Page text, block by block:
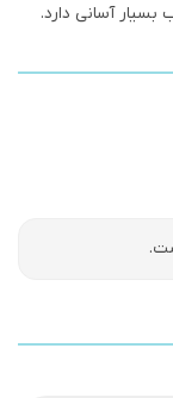
آسانی دارد.